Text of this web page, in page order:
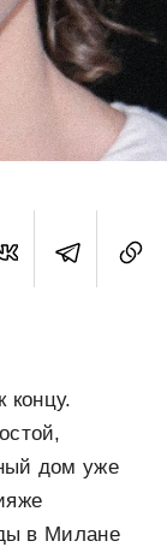
концу.
дом уже
в Милане